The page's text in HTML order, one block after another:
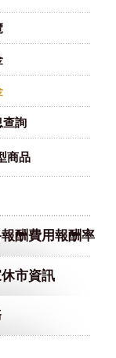
查詢
商品
酬費用報酬率
市資訊